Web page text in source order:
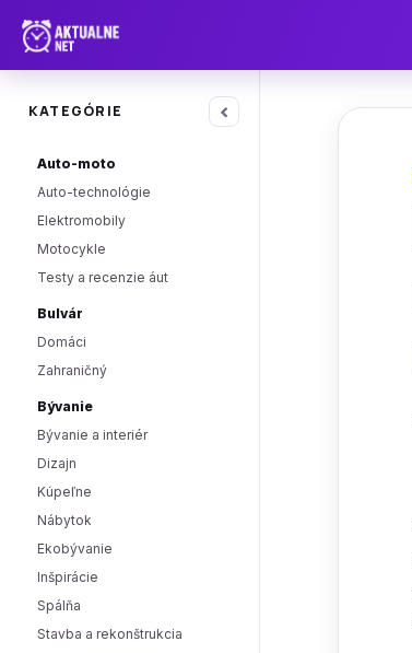
KATEGÓRIE ‹
Auto-moto
Auto-technológie
Elektromobily
Motocykle
Testy a recenzie áut
Bulvár
Domáci
Zahraničný
Bývanie
Bývanie a interiér
Dizajn
Kúpeľne
Nábytok
Ekobývanie
Inšpirácie
Spálňa
Stavba a rekonštrukcia